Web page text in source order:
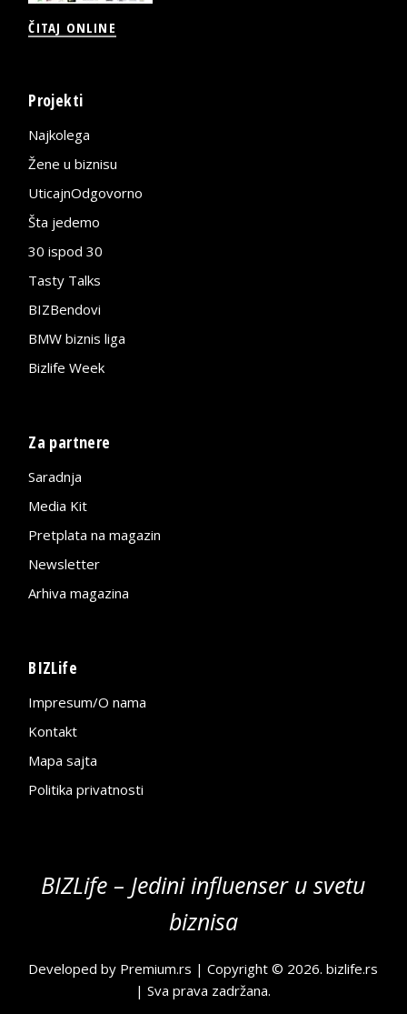
ČITAJ ONLINE
Projekti
Najkolega
Žene u biznisu
UticajnOdgovorno
Šta jedemo
30 ispod 30
Tasty Talks
BIZBendovi
BMW biznis liga
Bizlife Week
Za partnere
Saradnja
Media Kit
Pretplata na magazin
Newsletter
Arhiva magazina
BIZLife
Impresum/O nama
Kontakt
Mapa sajta
Politika privatnosti
BIZLife – Jedini influenser u svetu
biznisa
Developed by Premium.rs | Copyright © 2026.bizlife.rs
| Sva prava zadržana.